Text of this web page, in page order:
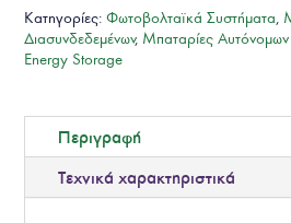
Κατηγορίες:Φωτοβολταϊκά Συστήματα,
Διασυνδεδεμένων, Μπαταρίες Αυτόνομων
Energy Storage
Περιγραφή
Τεχνικά χαρακτηριστικά